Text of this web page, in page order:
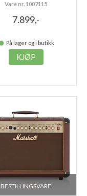
Vare nr. 1007115
7.899,-
På lager og i butikk
KJØP
BESTILLINGSVARE